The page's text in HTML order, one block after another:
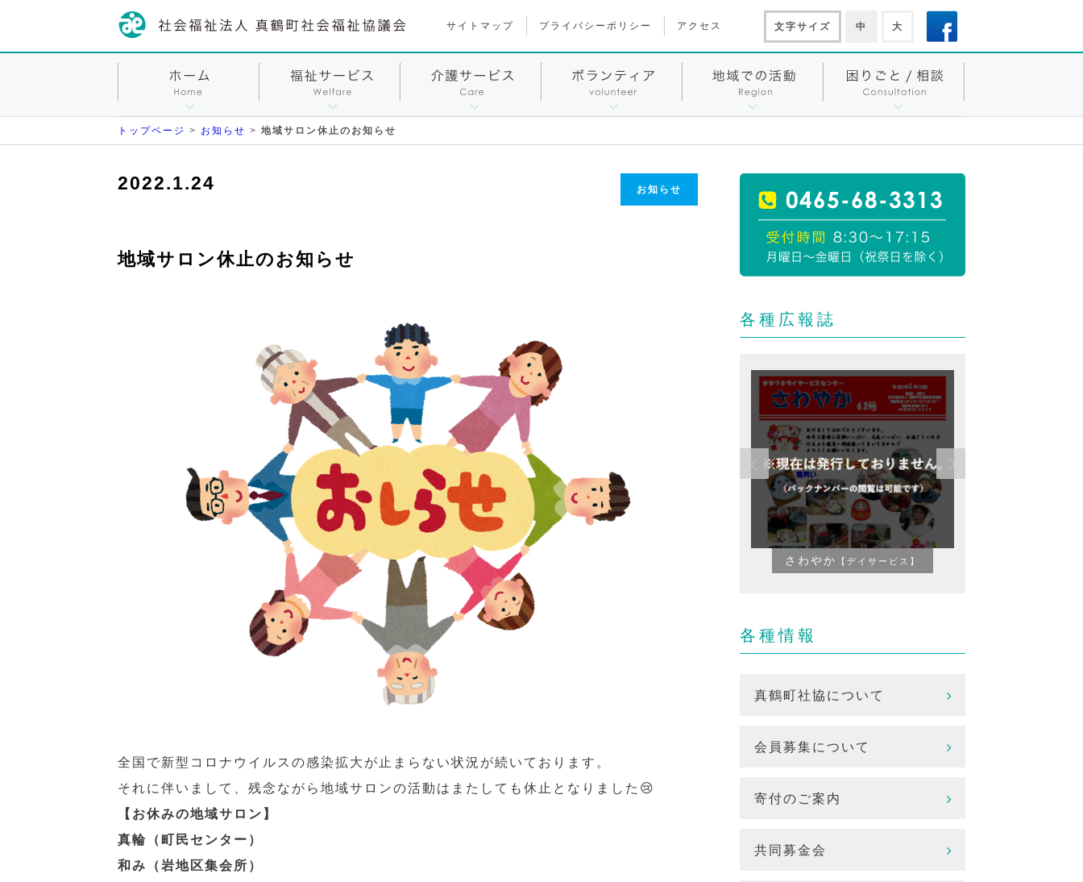
サイトマップ プライバシーポリシー アクセス 文字サイズ 中 大
トップページ > お知らせ > 地域サロン休止のお知らせ
2022.1.24 お知らせ
地域サロン休止のお知らせ
全国で新型コロナウイルスの感染拡大が止まらない状況が続いております。
それに伴いまして、残念ながら地域サロンの活動はまたしても休止となりました😢
【お休みの地域サロン】
真輪（町民センター）
和み（岩地区集会所）
各種広報誌
かわら版 さわやか 【デイサービス】
各種情報
真鶴町社協について
会員募集について
寄付のご案内
共同募金会